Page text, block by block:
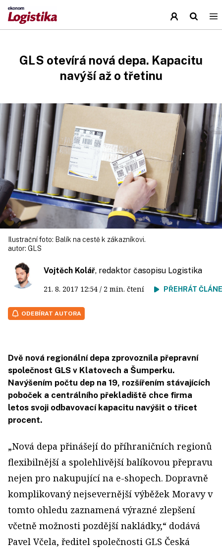
GLS otevírá nová depa. Kapacitu
navýší až o třetinu
Ilustrační foto: Balík na cestě k zákazníkovi.
autor: GLS
Vojtěch Kolář, redaktor časopisu Logistika
21. 8. 2017 12:54 / 2 min. čtení PŘEHRÁT
ODEBÍRAT AUTORA
Dvě nová regionální depa zprovoznila přepravní
společnost GLS v Klatovech a Šumperku.
Navýšením počtu dep na 19, rozšířením stávajících
poboček a centrálního překladiště chce firma
letos svoji odbavovací kapacitu navýšit o třicet
procent.
„Nová depa přinášejí do příhraničních regionů
flexibilnější a spolehlivější balíkovou přepravu
nejen pro nakupující na e-shopech. Dopravně
komplikovaný nejsevernější výběžek Moravy v
tomto ohledu zaznamená výrazné zlepšení
včetně možnosti pozdější nakládky,“ dodává
Pavel Včela, ředitel společnosti GLS Česká